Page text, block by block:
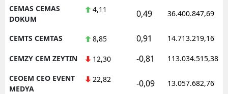
CEMAS CEMAS
DOKUM
4,11 0,49 36.400.847,69
CEMTS CEMTAS 8,85 0,91 14.713.219,16
CEMZY CEM ZEYTIN 12,30 -0,81 113.034.515,38
CEOEM CEO EVENT
MEDYA
22,82 -0,09 13.057.682,76